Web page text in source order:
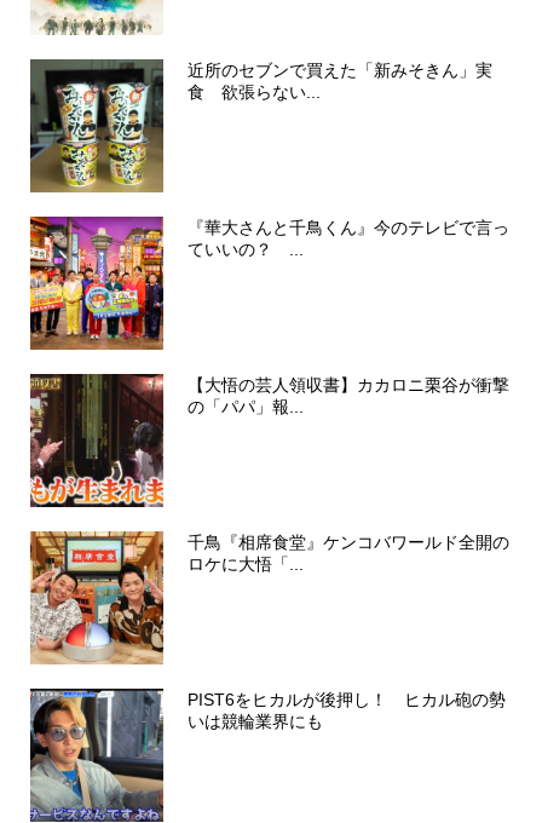
近所のセブンで買えた「新みそきん」実
食 欲張らない...
『華大さんと千鳥くん』今のテレビで言っ
ていいの？ ...
【大悟の芸人領収書】カカロニ栗谷が衝撃
の「パパ」報...
千鳥『相席食堂』ケンコバワールド全開の
ロケに大悟「...
PIST6をヒカルが後押し！ ヒカル砲の勢
いは競輪業界にも